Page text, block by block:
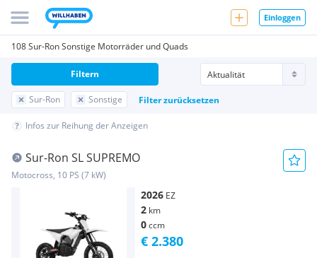
Einloggen
108 Sur-Ron Sonstige Motorräder und Quads
Sur-Ron Sonstige Filter zurücksetzen
Filtern
Infos zur Reihung der Anzeigen
Sur-Ron SL SUPREMO
Motocross, 10 PS (7 kW)
2026 EZ
2 km
0ccm
€ 2.380